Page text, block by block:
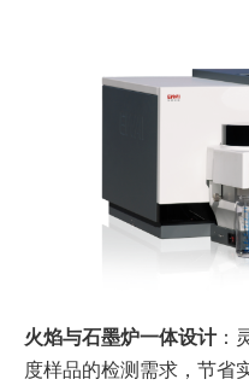
火焰与石墨炉一体设计：
度样品的检测需求，节省